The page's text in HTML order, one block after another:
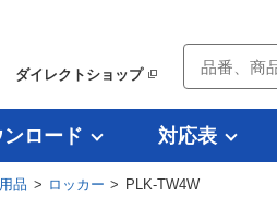
ダイレクトショップ
ンロード 対応表
品 > ロッカー > PLK-TW4W